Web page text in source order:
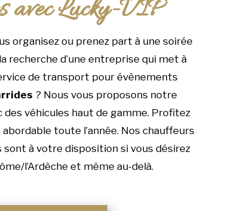
avec Lucky-VIP
organisez ou prenez part à une soirée
recherche d’une entreprise qui met à
de transport pour évènements
? Nous vous proposons notre
véhicules haut de gamme. Profitez
toute l’année. Nos chauffeurs
à votre disposition si vous désirez
l’Ardèche et même au-delà.